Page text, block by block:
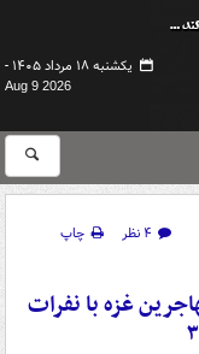
یکشنبه ۱۸ مرداد ۱۴۰۵ -
Aug 9 2026
۴ نظر
چاپ
غزه با نفرات